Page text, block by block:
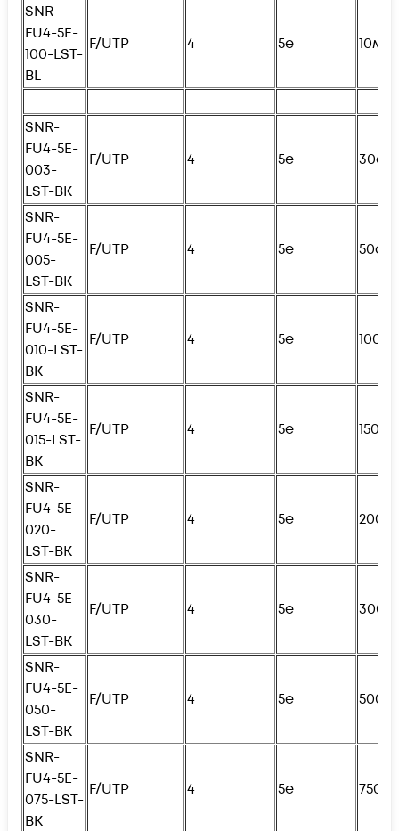
SNR-
FU4-5E-
100-LST-
BL
F/UTP 4 5e 10м
SNR-
FU4-5E-
003-
LST-BK
F/UTP 4 5e 30см
SNR-
FU4-5E-
005-
LST-BK
F/UTP 4 5e 50см
SNR-
FU4-5E-
010-LST-
BK
F/UTP 4 5e
SNR-
FU4-5E-
015-LST-
BK
F/UTP 4 5e 150см
SNR-
FU4-5E-
020-
LST-BK
F/UTP 4 5e
SNR-
FU4-5E-
030-
LST-BK
F/UTP 4 5e
SNR-
FU4-5E-
050-
LST-BK
F/UTP 4 5e
SNR-
FU4-5E-
075-LST-
BK
F/UTP 4 5e